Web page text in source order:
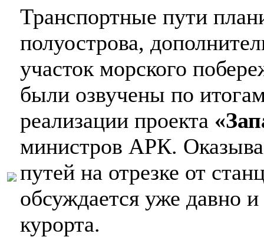
Транспортные пути
полуострова,
участок морского
были озвучены по
реализации проекта
министров АРК.
путей на отрезке от
обсуждается уже давно
курорта.